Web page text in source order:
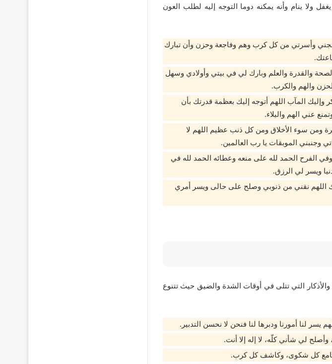
ولا ينام وأنه يمكنه دوما التوجه إليه لطلب العون
وأسرتي من كل كرب وهم وفاجعة وحزن وأن تبارك
والقدرة والعلم وبارك لي في بيتي وأولادي وسهل
والهم والكرب.
وإليك المآب اللهم أتوجه إليك بعظمة قدرتك بأن
عني الهم والبلاء.
ومن سوء الأخلاق ومن كل ذنب عظيم اللهم لا
وجنبني الموبقات يا رب العالمين.
الفرح الحمد لله على منعه وعطائه الحمد لله في
ويسر لي الرزق.
اللهم نقني من ذنوبي وصلح على حالى ويسر أمري
التي تتلى في أوقات الشدة والضيق حيث تتنوع
لنا أمورنا ودبرها لنا فنحن لا نحسن التدبير.
لي شأني كلّه، لا إله إلا أنت.
سامع كل شكوى، وكاشف كل كرب.